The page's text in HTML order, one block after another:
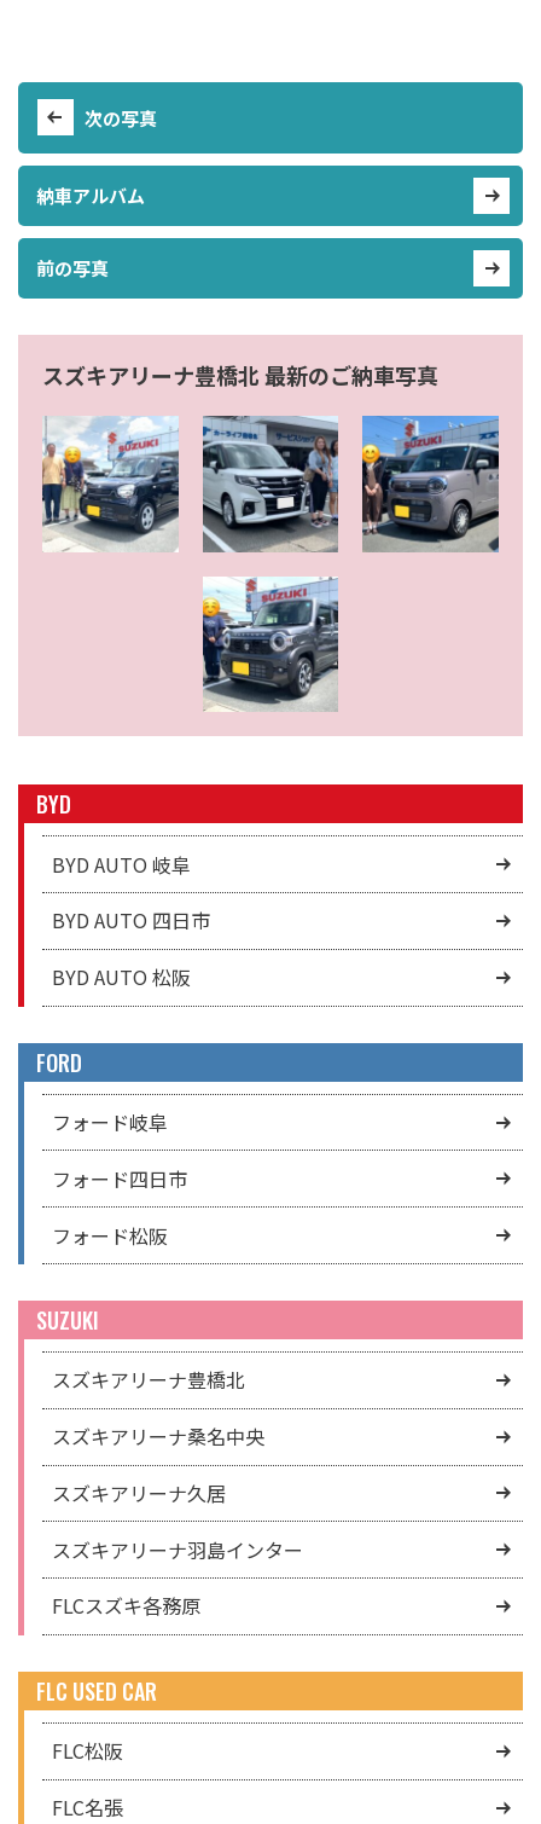
次の写真
納車アルバム
前の写真
スズキアリーナ豊橋北 最新のご納車写真
BYD
BYD AUTO 岐阜
BYD AUTO 四日市
BYD AUTO 松阪
FORD
フォード岐阜
フォード四日市
フォード松阪
SUZUKI
スズキアリーナ豊橋北
スズキアリーナ桑名中央
スズキアリーナ久居
スズキアリーナ羽島インター
FLCスズキ各務原
FLC USED CAR
FLC松阪
FLC名張